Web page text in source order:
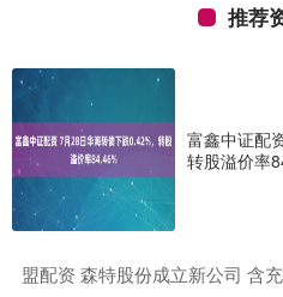
推荐
富鑫中证配
转股溢价率
盟配资 森特股份成立新公司 含